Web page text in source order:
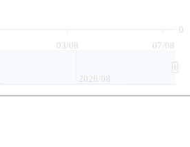
03/08 07/08
0
2026/08